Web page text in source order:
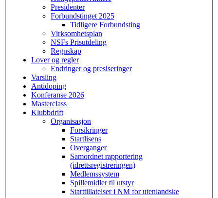
Presidenter
Forbundstinget 2025
Tidligere Forbundsting
Virksomhetsplan
NSFs Prisutdeling
Regnskap
Lover og regler
Endringer og presiseringer
Varsling
Antidoping
Konferanse 2026
Masterclass
Klubbdrift
Organisasjon
Forsikringer
Startlisens
Overganger
Samordnet rapportering
(idrettsregistreringen)
Medlemssystem
Spillemidler til utstyr
Starttillatelser i NM for utenlandske